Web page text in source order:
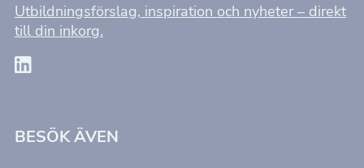
Utbildningsförslag, inspiration och nyheter – direkt
till din inkorg.
BESÖK ÄVEN